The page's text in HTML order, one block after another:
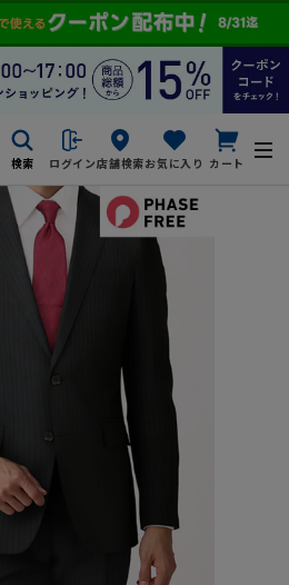
検索 ログイン店舗検索お気に入り カート